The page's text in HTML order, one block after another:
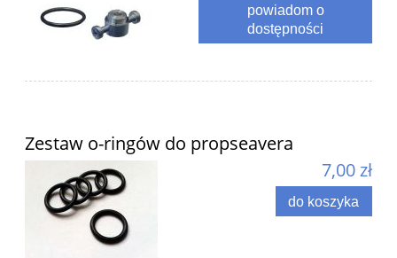
powiadom o
dostępności
Zestaw o-ringów do propseavera
7,00 zł
do koszyka